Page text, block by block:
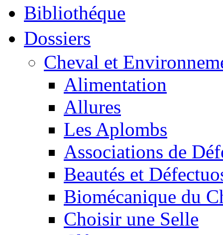
Bibliothéque
Dossiers
Cheval et
Alimentation
Allures
Les Aplombs
Associations de
Beautés et
Biomécanique du
Choisir une Selle